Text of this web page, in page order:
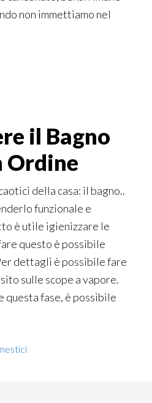
non immettiamo nel
il Bagno
Ordine
della casa: il bagno..
funzionale e
è utile igienizzare le
questo è possibile
dettagli è possibile fare
sulle scope a vapore.
questa fase, è possibile